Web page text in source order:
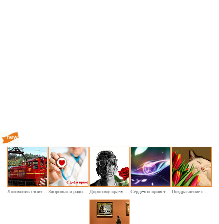
Локомотив стоит на запасном пути Сердечно приветствуем и поздравляем офтальмологов